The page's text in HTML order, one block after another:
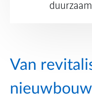
Van
nieuwbouw